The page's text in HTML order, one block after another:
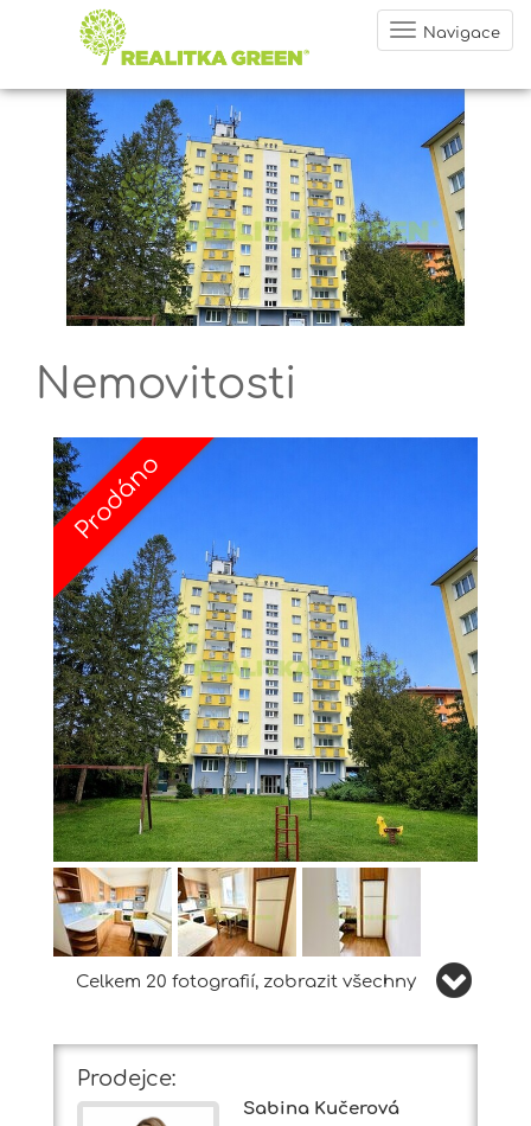
Navigace
Nemovitosti
Celkem 20 fotografií, zobrazit všechny
Prodejce:
Sabina Kučerová